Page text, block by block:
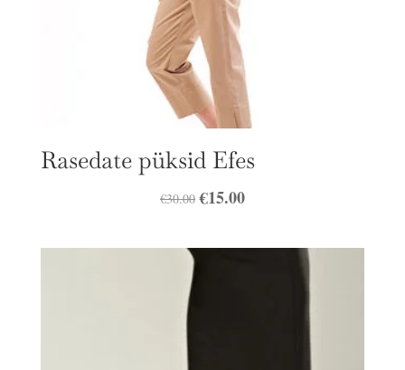
Rasedate püksid Efes
€30.00 Algne
oli:
€15.00Praegune
on: